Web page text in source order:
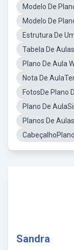
Modelo De
Modelo De
Estrutura De
Tabela De
Plano De Aula
Nota De
FotosDe Plano
Plano De
Planos De
Sandra